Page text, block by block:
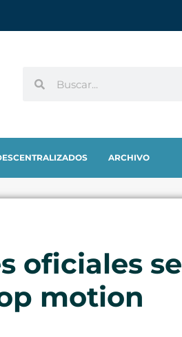
ARCHIVO
oficiales se
motion